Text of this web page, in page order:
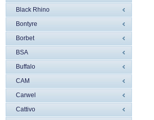
Black Rhino
Bontyre
Borbet
BSA
Buffalo
CAM
Carwel
Cattivo